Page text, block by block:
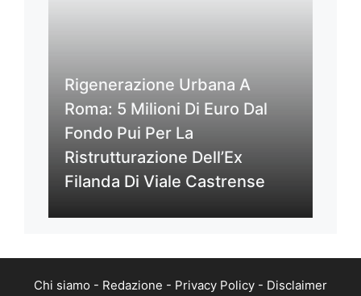
Rigenerazione Urbana A
Roma: 5 Milioni Di Euro Dal
Fondo Pui Per La
Ristrutturazione Dell’Ex
Filanda Di Viale Castrense
Chi siamo - Redazione - Privacy Policy - Disclaimer